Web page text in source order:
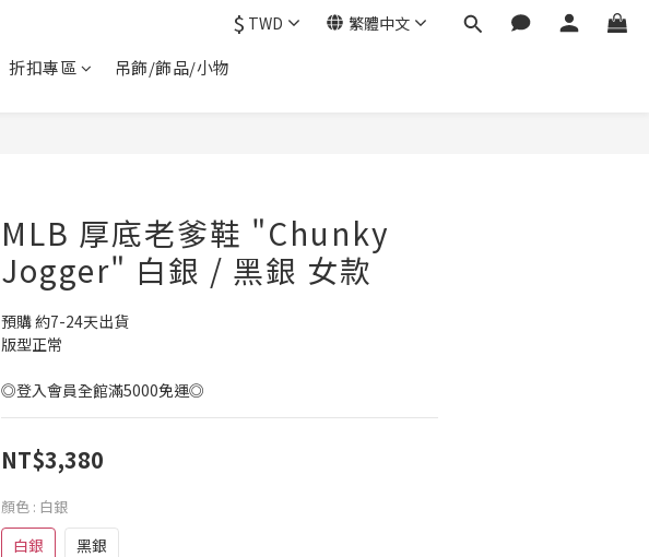
$ TWD 繁體中文
折扣專區 吊飾/飾品/小物
MLB 厚底老爹鞋 "Chunky
Jogger" 白銀 / 黑銀 女款
預購 約7-24天出貨
版型正常
◎登入會員全館滿5000免運◎
NT$3,380
顏色 : 白銀
白銀 黑銀